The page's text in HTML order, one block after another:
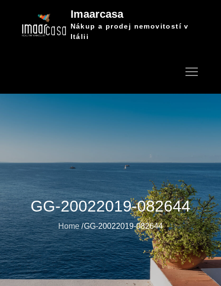
content
Imaarcasa
Nákup a prodej nemovitostí v
Itálii
GG-20022019-082644
Home GG-20022019-082644